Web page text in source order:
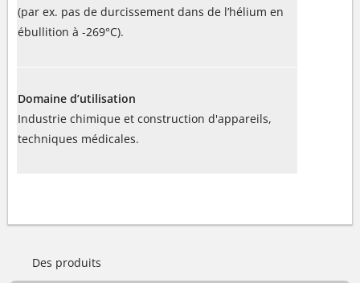
(par ex. pas de durcissement dans de l’hélium en
ébullition à -269°C).
Domaine d’utilisation
Industrie chimique et construction d'appareils,
techniques médicales.
Des produits